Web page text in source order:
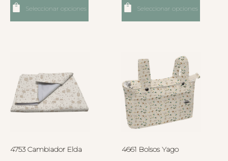
Seleccionar opciones Seleccionar opciones
4753 Cambiador Elda 4661 Bolsos Yago